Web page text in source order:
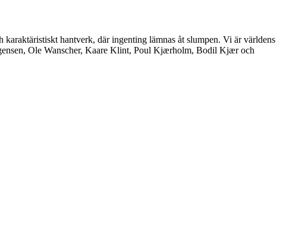
hantverk, där ingenting lämnas åt slumpen. Vi är världens
Ole Wanscher, Kaare Klint, Poul Kjærholm, Bodil Kjær och